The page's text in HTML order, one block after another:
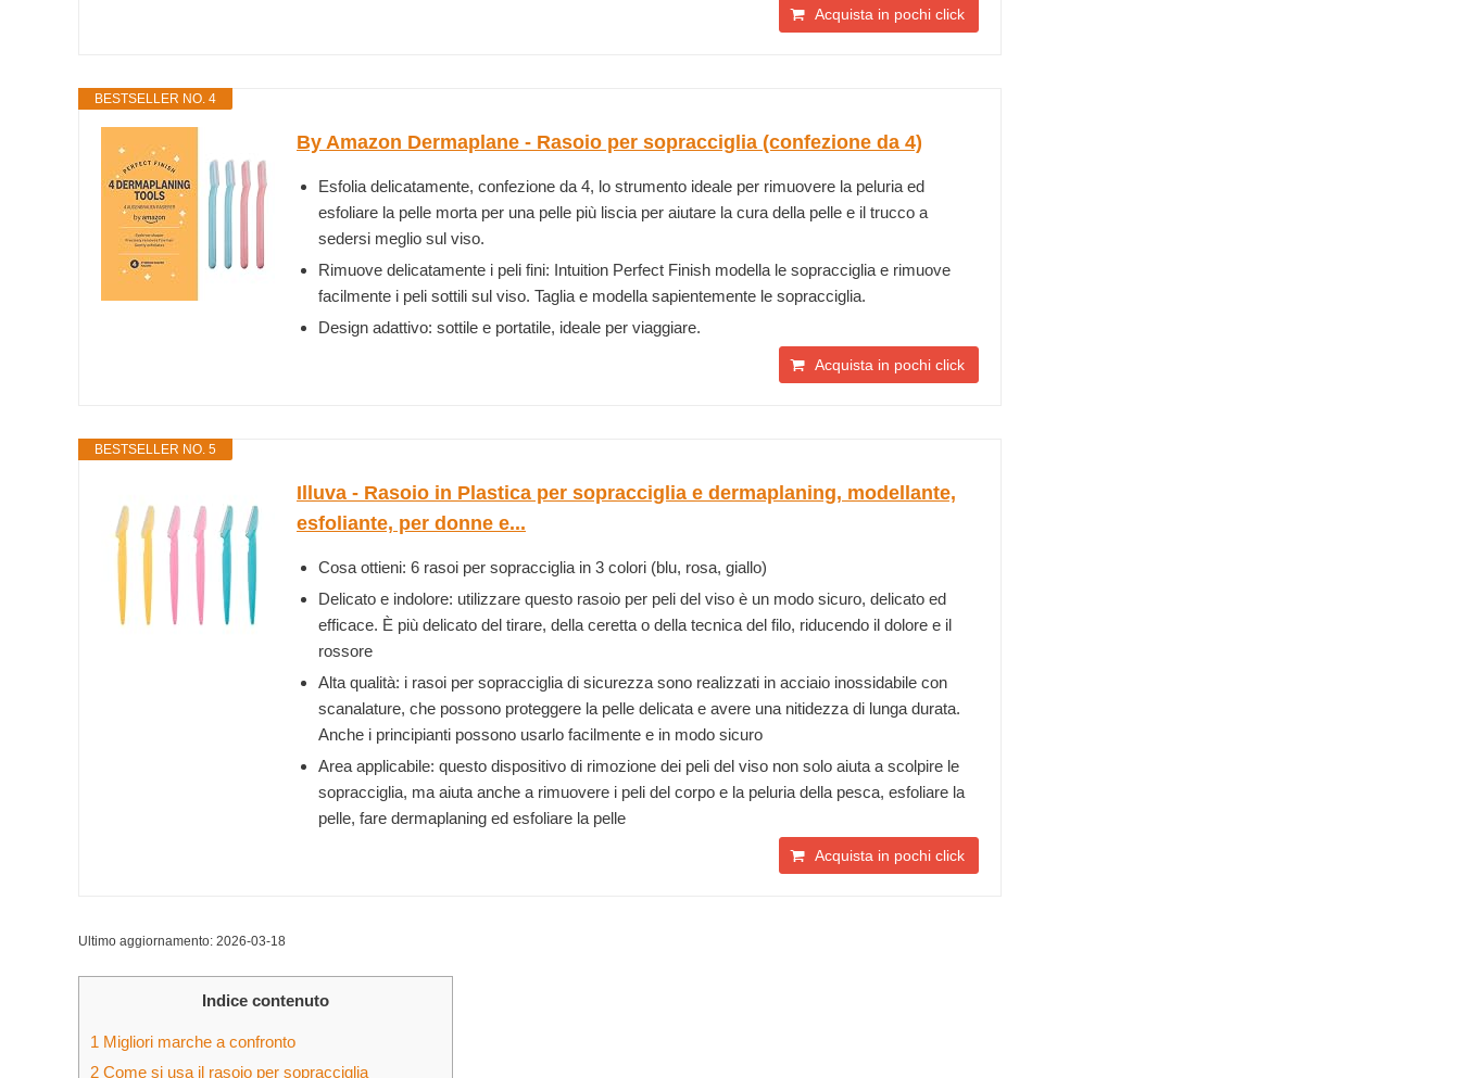
Acquista in pochi click
BESTSELLER NO. 4
By Amazon Dermaplane - Rasoio per sopracciglia (confezione da 4)
Esfolia delicatamente, confezione da 4, lo strumento ideale per rimuovere la peluria ed
esfoliare la pelle morta per una pelle più liscia per aiutare la cura della pelle e il trucco a
sedersi meglio sul viso.
Rimuove delicatamente i peli fini: Intuition Perfect Finish modella le sopracciglia e rimuove
facilmente i peli sottili sul viso. Taglia e modella sapientemente le sopracciglia.
Design adattivo: sottile e portatile, ideale per viaggiare.
Acquista in pochi click
BESTSELLER NO. 5
Illuva - Rasoio in Plastica per sopracciglia e dermaplaning, modellante,
esfoliante, per donne e...
Cosa ottieni: 6 rasoi per sopracciglia in 3 colori (blu, rosa, giallo)
Delicato e indolore: utilizzare questo rasoio per peli del viso è un modo sicuro, delicato ed
efficace. È più delicato del tirare, della ceretta o della tecnica del filo, riducendo il dolore e il
rossore
Alta qualità: i rasoi per sopracciglia di sicurezza sono realizzati in acciaio inossidabile con
scanalature, che possono proteggere la pelle delicata e avere una nitidezza di lunga durata.
Anche i principianti possono usarlo facilmente e in modo sicuro
Area applicabile: questo dispositivo di rimozione dei peli del viso non solo aiuta a scolpire le
sopracciglia, ma aiuta anche a rimuovere i peli del corpo e la peluria della pesca, esfoliare la
pelle, fare dermaplaning ed esfoliare la pelle
Acquista in pochi click
Ultimo aggiornamento: 2026-03-18
Indice contenuto
1 Migliori marche a confronto
2 Come si usa il rasoio per sopracciglia